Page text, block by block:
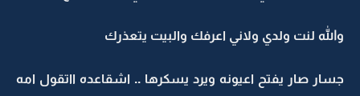
والله لنت ولدي ولاني اعرفك والبيت يتعذرك
جسار صار يفتح اعيونه ويرد يسكرها .. اشقاعده ااتقول امه